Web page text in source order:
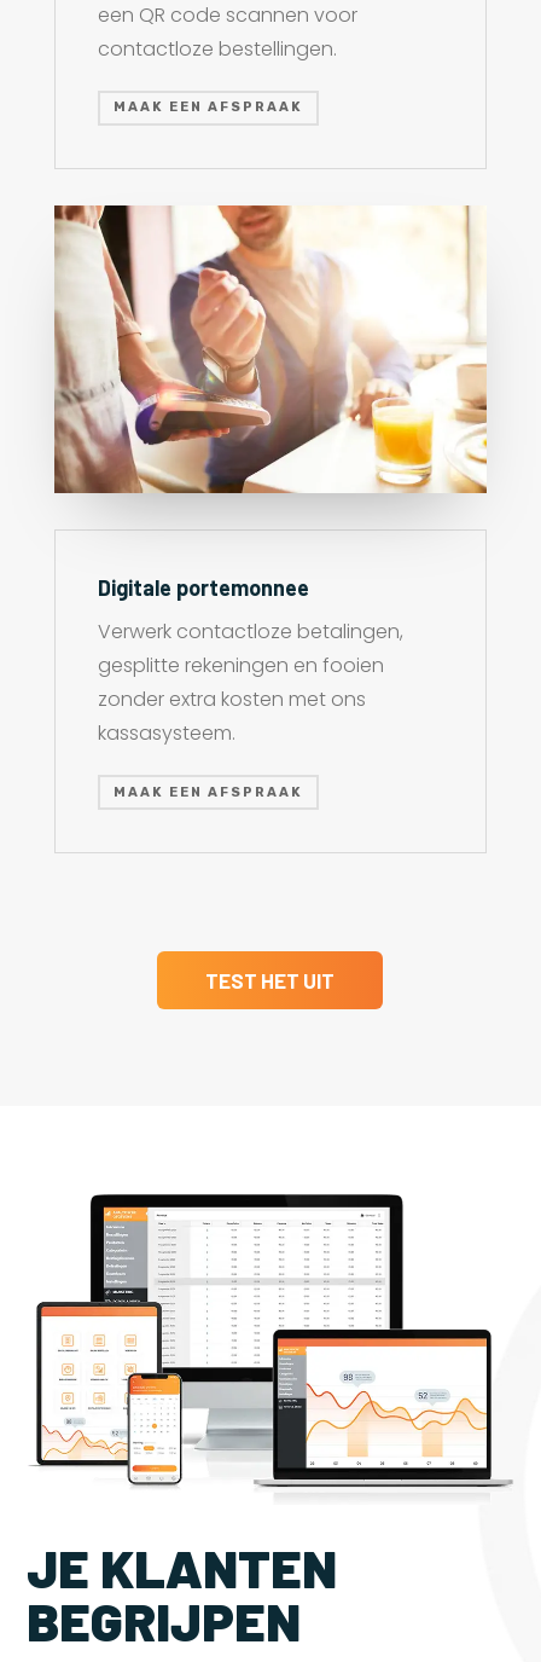
een QR code scannen voor
contactloze bestellingen.
MAAK EEN AFSPRAAK
Digitale portemonnee
Verwerk contactloze betalingen,
gesplitte rekeningen en fooien
zonder extra kosten met ons
kassasysteem.
MAAK EEN AFSPRAAK
TEST HET UIT
JE KLANTEN
BEGRIJPEN